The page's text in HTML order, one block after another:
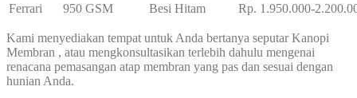
Ferrari
950 GSM Besi Hitam Rp. 1.950.000-
Kami menyediakan tempat untuk Anda bertanya seputar Kanopi
Membran , atau mengkonsultasikan terlebih dahulu mengenai
renacana pemasangan atap membran yang pas dan sesuai dengan
hunian Anda.